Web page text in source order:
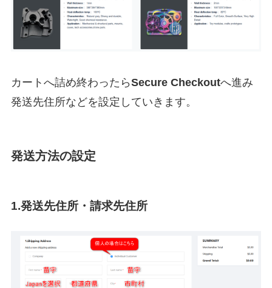
カートへ詰め終わったらSecure Checkoutへ進み
発送先住所などを設定していきます。
発送方法の設定
1.発送先住所・請求先住所